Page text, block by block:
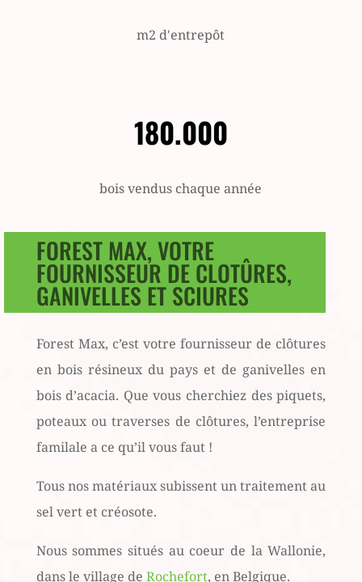
m2 d'entrepôt
180.000
bois vendus chaque année
FOREST MAX, VOTRE
FOURNISSEUR DE CLOTÛRES,
GANIVELLES ET SCIURES
Forest Max, c’est votre fournisseur de clôtures
en bois résineux du pays et de ganivelles en
bois d’acacia. Que vous cherchiez des piquets,
poteaux ou traverses de clôtures, l’entreprise
familale a ce qu’il vous faut !
Tous nos matériaux subissent un traitement au
sel vert et créosote.
Nous sommes situés au coeur de la Wallonie,
dans le village de Rochefort, en Belgique.